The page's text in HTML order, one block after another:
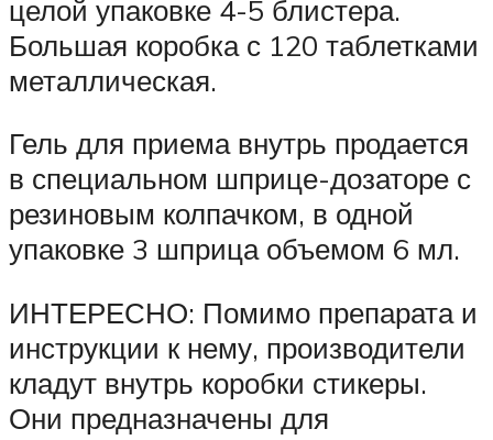
целой упаковке 4-5 блистера.
Большая коробка с 120 таблетками
металлическая.
Гель для приема внутрь продается
в специальном шприце-дозаторе с
резиновым колпачком, в одной
упаковке 3 шприца объемом 6 мл.
ИНТЕРЕСНО: Помимо препарата и
инструкции к нему, производители
кладут внутрь коробки стикеры.
Они предназначены для